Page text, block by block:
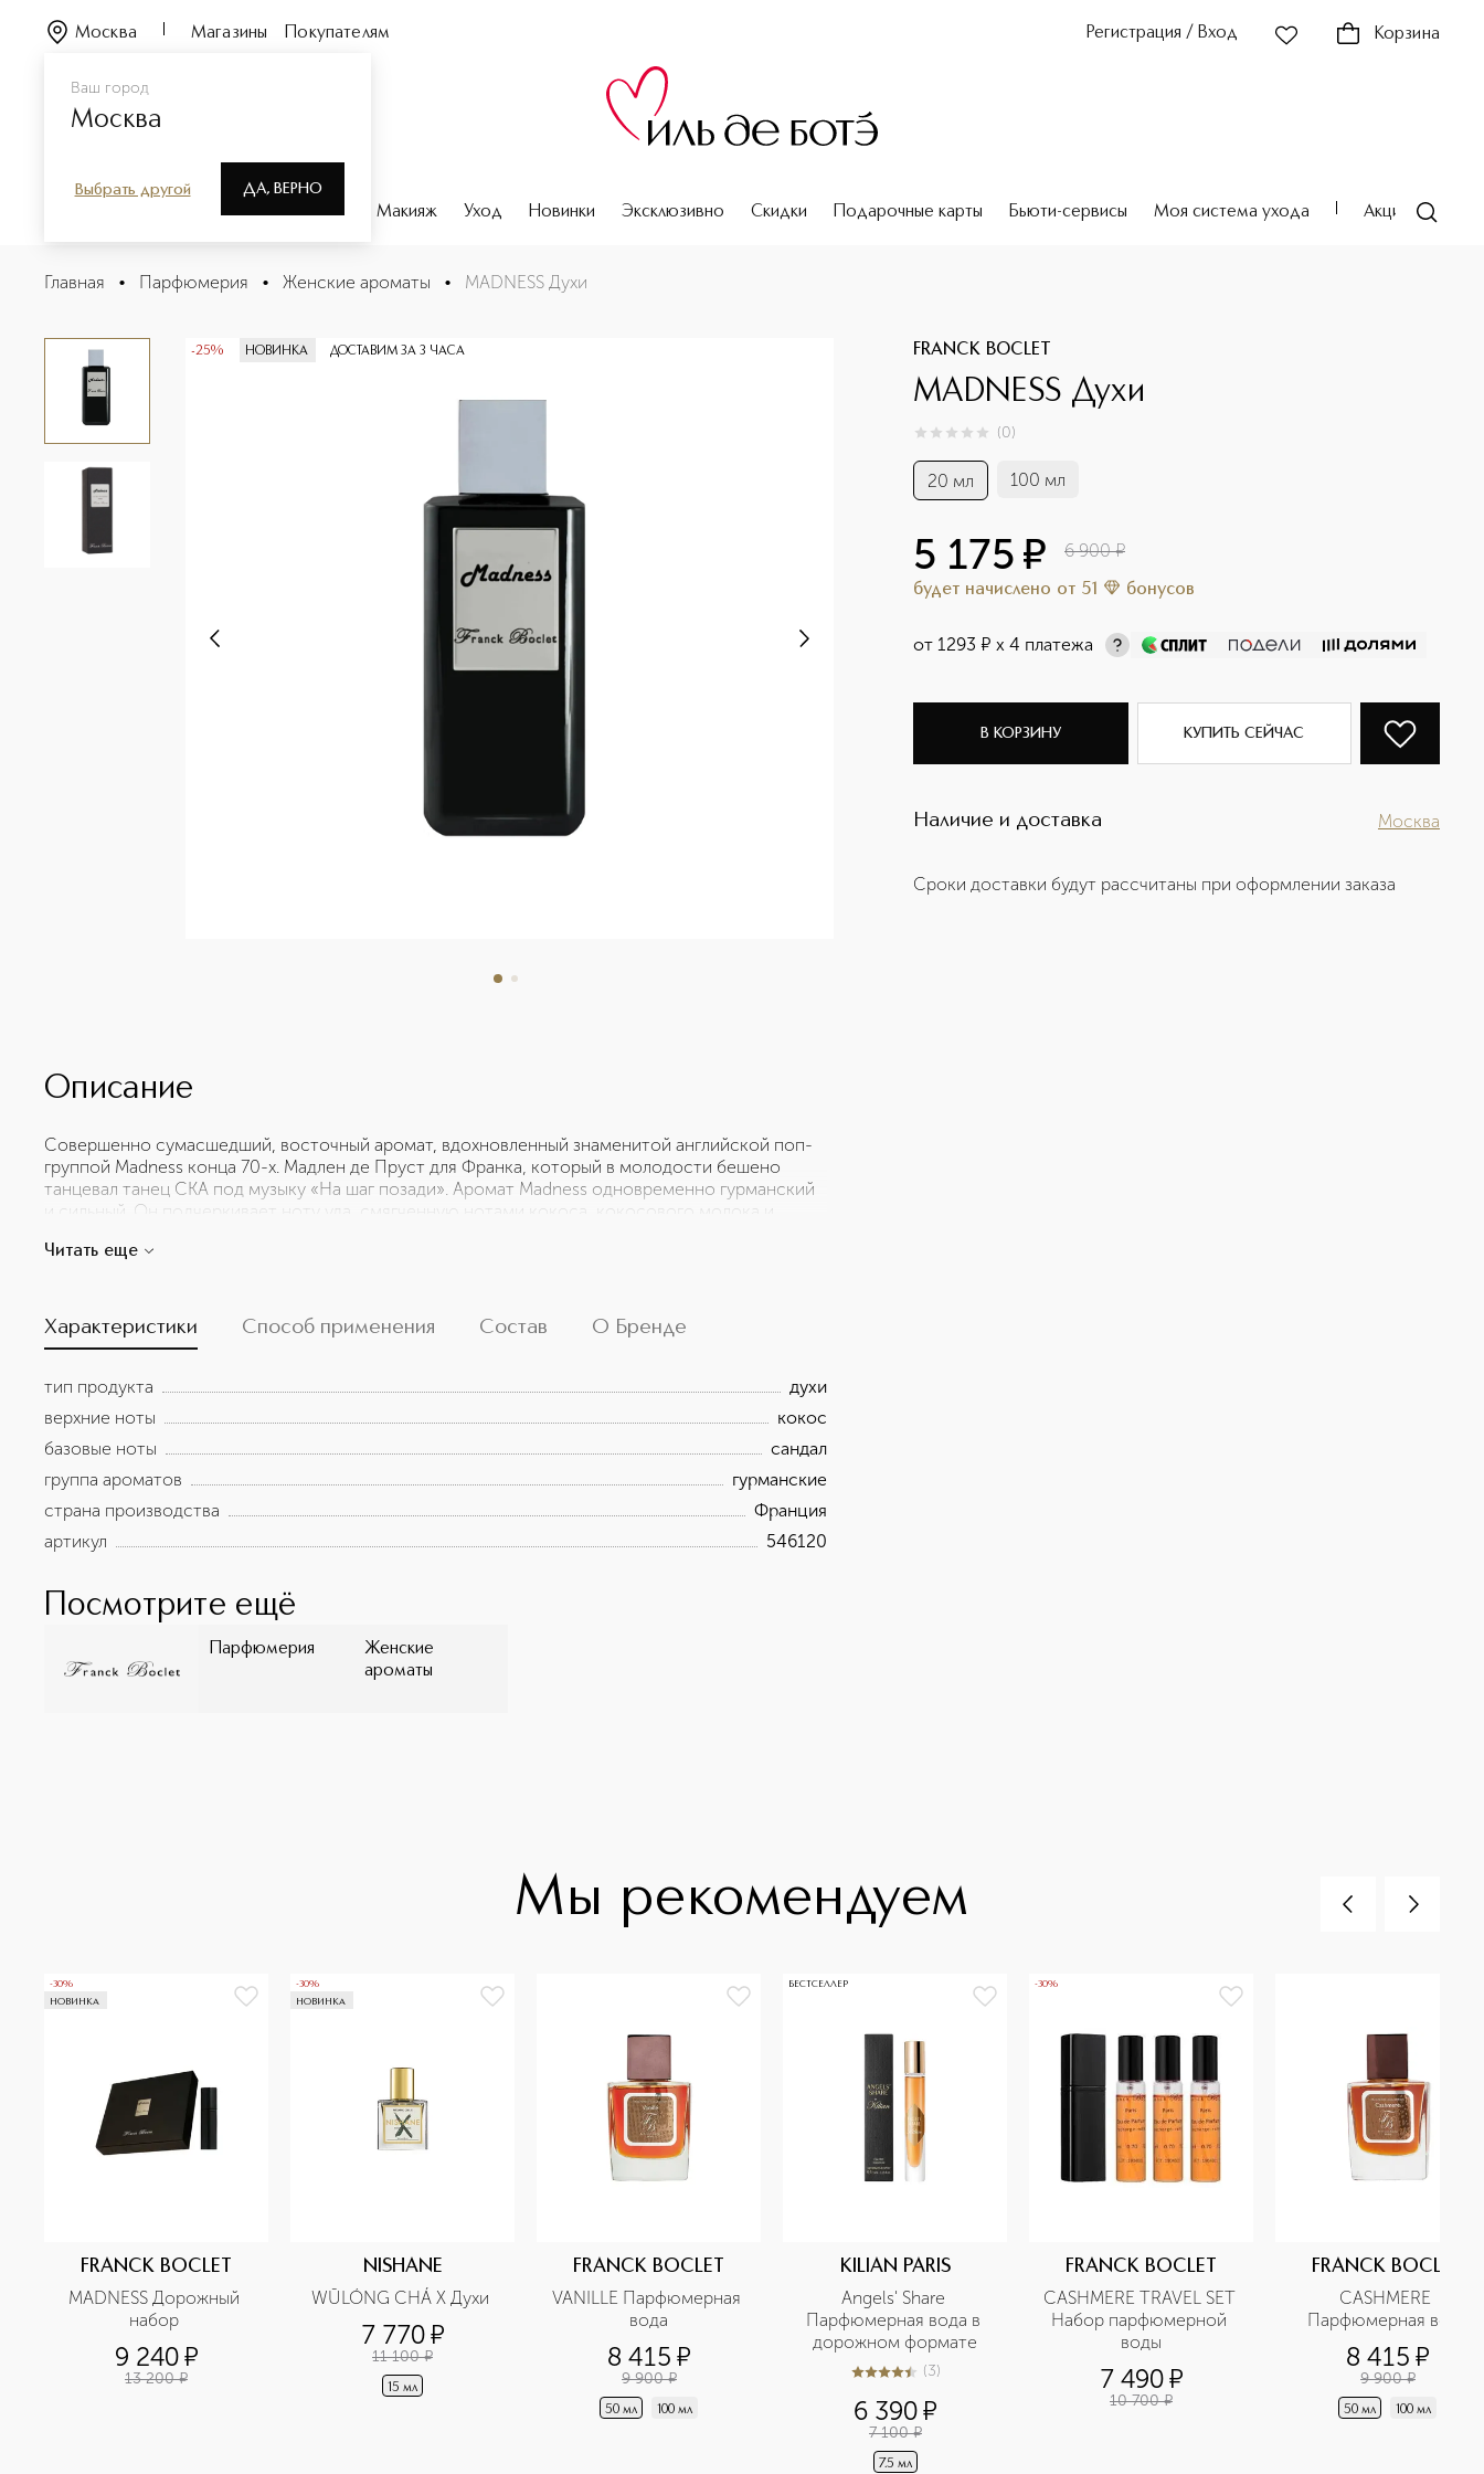
Ваш город
Москва
Выбрать другой ДА, ВЕРНО
Москва Магазины Покупателям Регистрация / Вход Корзина
Парфюмерия Макияж Уход Новинки Эксклюзивно Скидки Подарочные карты Бьюти-сервисы Моя система ухода Акции
MADNESS Духи
Описание
Главная • Парфюмерия • Женские ароматы • MADNESS Духи
-25% НОВИНКА ДОСТАВИМ ЗА 3 ЧАСА FRANCK BOCLET
MADNESS Духи
0из 0 (0)
20 мл 100 мл
5 175 ¤ 6 900 ¤
будет начислено от 51 бонусов
от 1293 ¤ х 4 платежа
В КОРЗИНУ КУПИТЬ СЕЙЧАС
Наличие и доставка Москва
Сроки доставки будут рассчитаны при оформлении заказа
Описание
Совершенно сумасшедший, восточный аромат, вдохновленный знаменитой английской поп-
группой Madness конца 70-х. Мадлен де Пруст для Франка, который в молодости бешено
танцевал танец СКА под музыку «На шаг позади». Аромат Madness одновременно гурманский
и сильный. Он подчеркивает ноту уда, смягченную нотами кокоса, кокосового молока и
опьяняющий, завораживающий и тонкий, раскрывающий совершенно захватывающий шлейф.
Читать еще
Характеристики Способ применения Состав О Бренде
тип продукта
духи
верхние ноты
кокос
базовые ноты
сандал
группа ароматов
гурманские
страна производства
Франция
артикул
546120
Посмотрите ещё
Парфюмерия
Женские
ароматы
Мы рекомендуем
-30%
НОВИНКА
FRANCK BOCLET
MADNESS Дорожный
9 240¤
13 200 ¤
-30%
НОВИНКА
NISHANE
7 770¤
11 100 ¤
15 мл
FRANCK BOCLET
VANILLE Парфюмерная
вода
8 415 ¤
9 900 ¤
50 мл 100 мл
БЕСТСЕЛЛЕР
KILIAN PARIS
Angels' Share
Парфюмерная вода в
дорожном формате
4.7 из53 (3)
6 390¤
7 100 ¤
7.5 мл
-30%
FRANCK BOCLET
CASHMERE TRAVEL SET
Набор парфюмерной
воды
7 490¤
10 700 ¤
FRANCK BOCLET
CASHMERE
Парфюмерная вода
8 415 ¤
9 900 ¤
50 мл 100 мл